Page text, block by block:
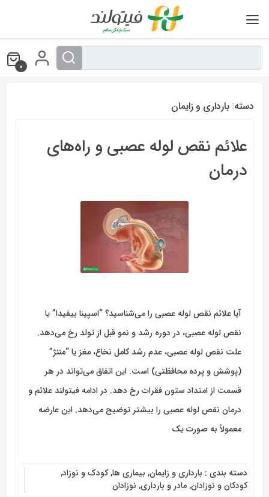
0
دسته: بارداری و زایمان
علائم نقص لوله عصبی و راه‌های
درمان
آیا علائم نقص لوله عصبی را می‌شناسید؟ “اسپینا بیفیدا” یا
نقص لوله عصبی، در دوره رشد و نمو قبل از تولد رخ می‏‌دهد.
علت نقص لوله عصبی، عدم رشد کامل نخاع، مغز یا “مننژ”
(پوشش و پرده‏ محافظتی) است. این اتفاق می‌‏تواند در هر
قسمت از امتداد ستون فقرات رخ دهد. در ادامه فیتولند علائم و
درمان نقص لوله عصبی را بیشتر توضیح می‌دهد. این عارضه
معمولاً به صورت یک
دسته بندی : بارداری و زایمان, بیماری ها,کودک و نوزاد,
کودکان و نوزادان,مادر و بارداری, نوزادان